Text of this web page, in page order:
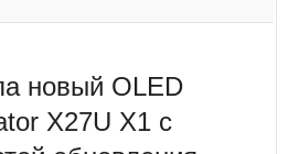
новый OLED
X27U X1 с